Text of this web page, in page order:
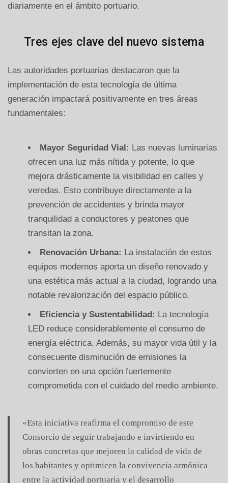
diariamente en el ámbito portuario.
Tres ejes clave del nuevo sistema
Las autoridades portuarias destacaron que la
implementación de esta tecnología de última
generación impactará positivamente en tres áreas
fundamentales:
Mayor Seguridad Vial: Las nuevas luminarias
ofrecen una luz más nítida y potente, lo que
mejora drásticamente la visibilidad en calles y
veredas. Esto contribuye directamente a la
prevención de accidentes y brinda mayor
tranquilidad a conductores y peatones que
transitan la zona.
Renovación Urbana: La instalación de estos
equipos modernos aporta un diseño renovado y
una estética más actual a la ciudad, logrando una
notable revalorización del espacio público.
Eficiencia y Sustentabilidad: La tecnología
LED reduce considerablemente el consumo de
energía eléctrica. Además, su mayor vida útil y la
consecuente disminución de emisiones la
convierten en una opción fuertemente
comprometida con el cuidado del medio ambiente.
«Esta iniciativa reafirma el compromiso de este
Consorcio de seguir trabajando e invirtiendo en
obras concretas que mejoren la calidad de vida de
los habitantes y optimicen la convivencia armónica
entre la actividad portuaria y el desarrollo